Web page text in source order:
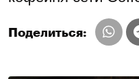
Поделиться: